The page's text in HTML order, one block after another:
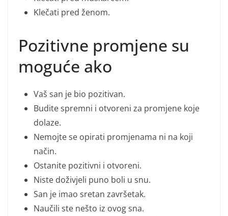
Klečati pred ženom.
Pozitivne promjene su
moguće ako
Vaš san je bio pozitivan.
Budite spremni i otvoreni za promjene koje
dolaze.
Nemojte se opirati promjenama ni na koji
način.
Ostanite pozitivni i otvoreni.
Niste doživjeli puno boli u snu.
San je imao sretan završetak.
Naučili ste nešto iz ovog sna.